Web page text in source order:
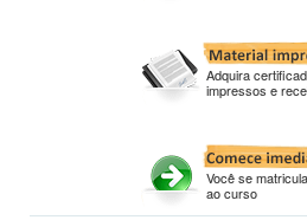
Adquira
impressos e
Você se
ao curso